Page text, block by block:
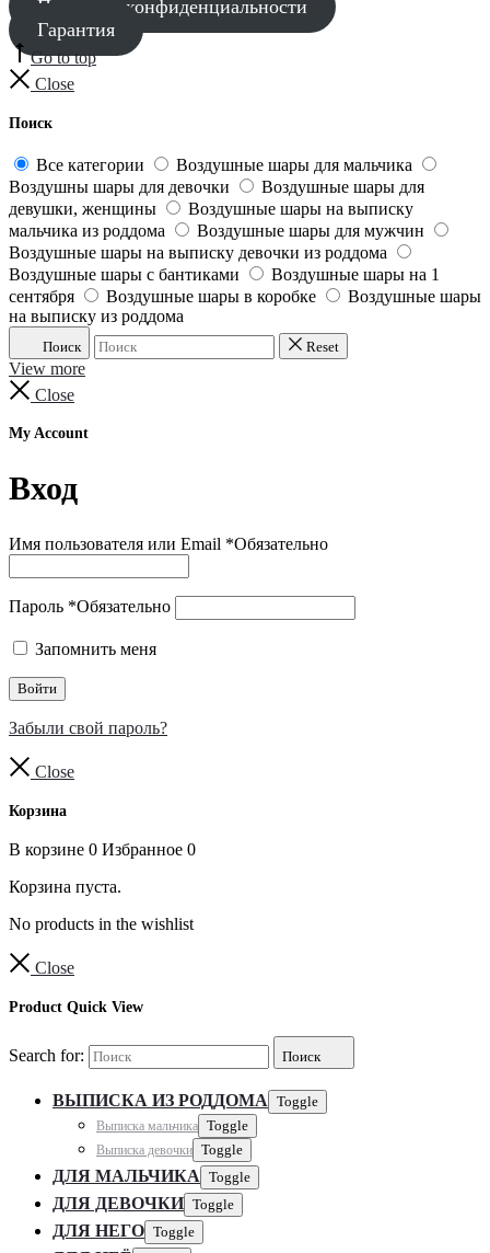
Политика конфиденциальности
Гарантия
Go to top
Close
Поиск
Все категории
Воздушные шары для мальчика
Воздушны шары для девочки
Воздушные шары для
девушки, женщины
Воздушные шары на выписку
мальчика из роддома
Воздушные шары для мужчин
Воздушные шары на выписку девочки из роддома
Воздушные шары с бантиками
Воздушные шары на 1
сентября
Воздушные шары в коробке
Воздушные шары
на выписку из роддома
Поиск Reset
View more
Close
My Account
Вход
Имя пользователя или Email *Обязательно
Пароль *Обязательно
Запомнить меня
Войти
Забыли свой пароль?
Close
Корзина
В корзине 0 Избранное 0
Корзина пуста.
No products in the wishlist
Close
Product Quick View
Search for: Поиск
ВЫПИСКА ИЗ РОДДОМА Toggle
Выписка мальчика Toggle
Выписка девочки Toggle
ДЛЯ МАЛЬЧИКА Toggle
ДЛЯ ДЕВОЧКИ Toggle
ДЛЯ НЕГО Toggle